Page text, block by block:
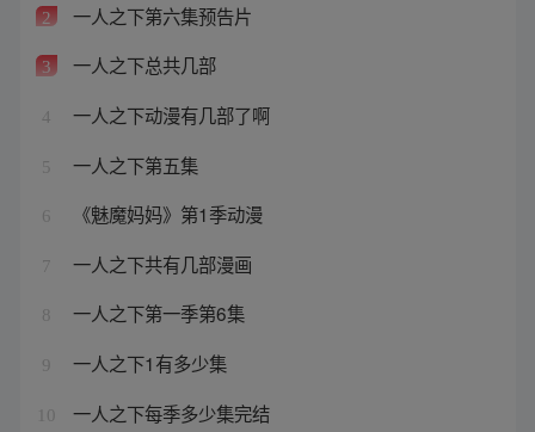
2 一人之下第六集预告片
3 一人之下总共几部
4 一人之下动漫有几部了啊
5 一人之下第五集
6 《魅魔妈妈》第1季动漫
7 一人之下共有几部漫画
8 一人之下第一季第6集
9 一人之下1有多少集
10 一人之下每季多少集完结